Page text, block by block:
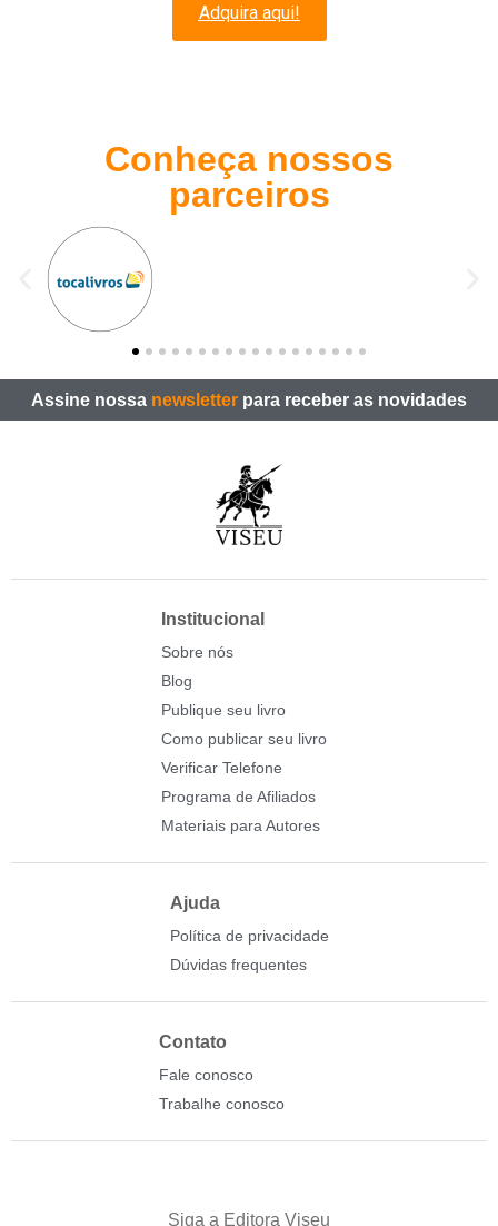
Adquira aqui!
Conheça nossos
parceiros
Assine nossa newsletter para receber as novidades
Institucional
Sobre nós
Blog
Publique seu livro
Como publicar seu livro
Verificar Telefone
Programa de Afiliados
Materiais para Autores
Ajuda
Política de privacidade
Dúvidas frequentes
Contato
Fale conosco
Trabalhe conosco